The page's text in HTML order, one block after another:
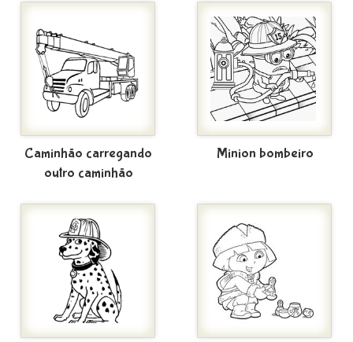
Caminhão carregando
outro caminhão
Minion bombeiro